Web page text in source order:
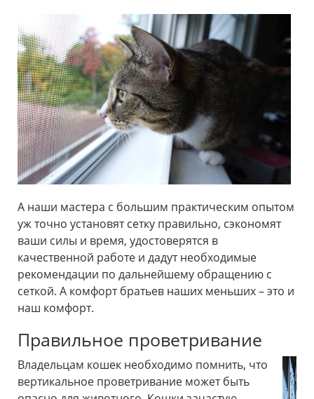
А наши мастера с большим практическим опытом
уж точно установят сетку правильно, сэкономят
ваши силы и время, удостоверятся в
качественной работе и дадут необходимые
рекомендации по дальнейшему обращению с
сеткой. А комфорт братьев наших меньших – это и
наш комфорт.
Правильное проветривание
Владельцам кошек необходимо помнить, что
вертикальное проветривание может быть